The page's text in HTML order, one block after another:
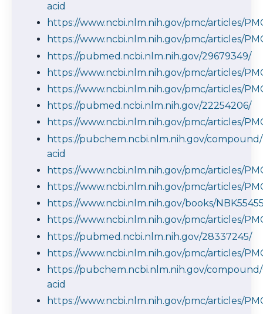
acid
https://www.ncbi.nlm.nih.gov/pmc/articles/
https://www.ncbi.nlm.nih.gov/pmc/articles/
https://pubmed.ncbi.nlm.nih.gov/29679349/
https://www.ncbi.nlm.nih.gov/pmc/articles/
https://www.ncbi.nlm.nih.gov/pmc/articles/
https://pubmed.ncbi.nlm.nih.gov/22254206/
https://www.ncbi.nlm.nih.gov/pmc/articles/
https://pubchem.ncbi.nlm.nih.gov/
acid
https://www.ncbi.nlm.nih.gov/pmc/articles/
https://www.ncbi.nlm.nih.gov/pmc/articles/
https://www.ncbi.nlm.nih.gov/books/
https://www.ncbi.nlm.nih.gov/pmc/articles/
https://pubmed.ncbi.nlm.nih.gov/28337245/
https://www.ncbi.nlm.nih.gov/pmc/articles/
https://pubchem.ncbi.nlm.nih.gov/
acid
https://www.ncbi.nlm.nih.gov/pmc/articles/